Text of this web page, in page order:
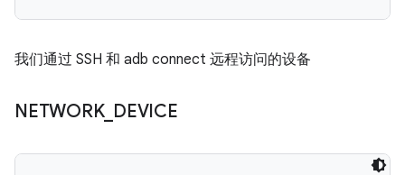
我们通过 SSH 和 adb connect 远程访问的设备
NETWORK_ DEVICE